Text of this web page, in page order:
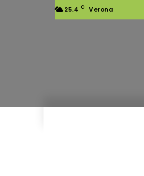
25.4 C Verona